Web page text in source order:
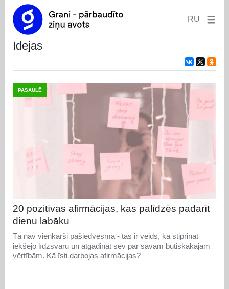
RU
idejas
PASAULĒ
20 pozitīvas afirmācijas, kas palīdzēs padarīt
dienu labāku
Tā nav vienkārši pašiedvesma - tas ir veids, kā stiprināt
iekšējo līdzsvaru un atgādināt sev par savām būtiskākajām
vērtībām. Kā īsti darbojas afirmācijas?